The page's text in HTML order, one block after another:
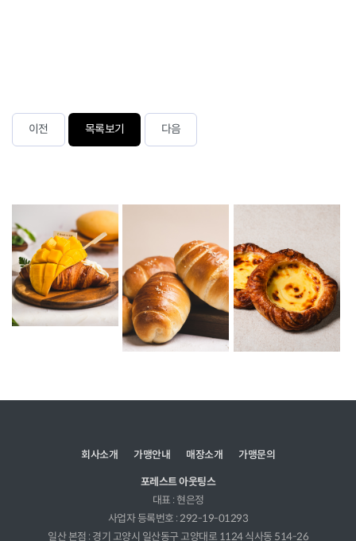
이전 목록보기 다음
회사소개 가맹안내 매장소개 가맹문의
포레스트 아웃팅스
대표 : 현은정
사업자 등록번호 : 292-19-01293
일산 본점 : 경기 고양시 일산동구 고양대로 1124 식사동 514-26